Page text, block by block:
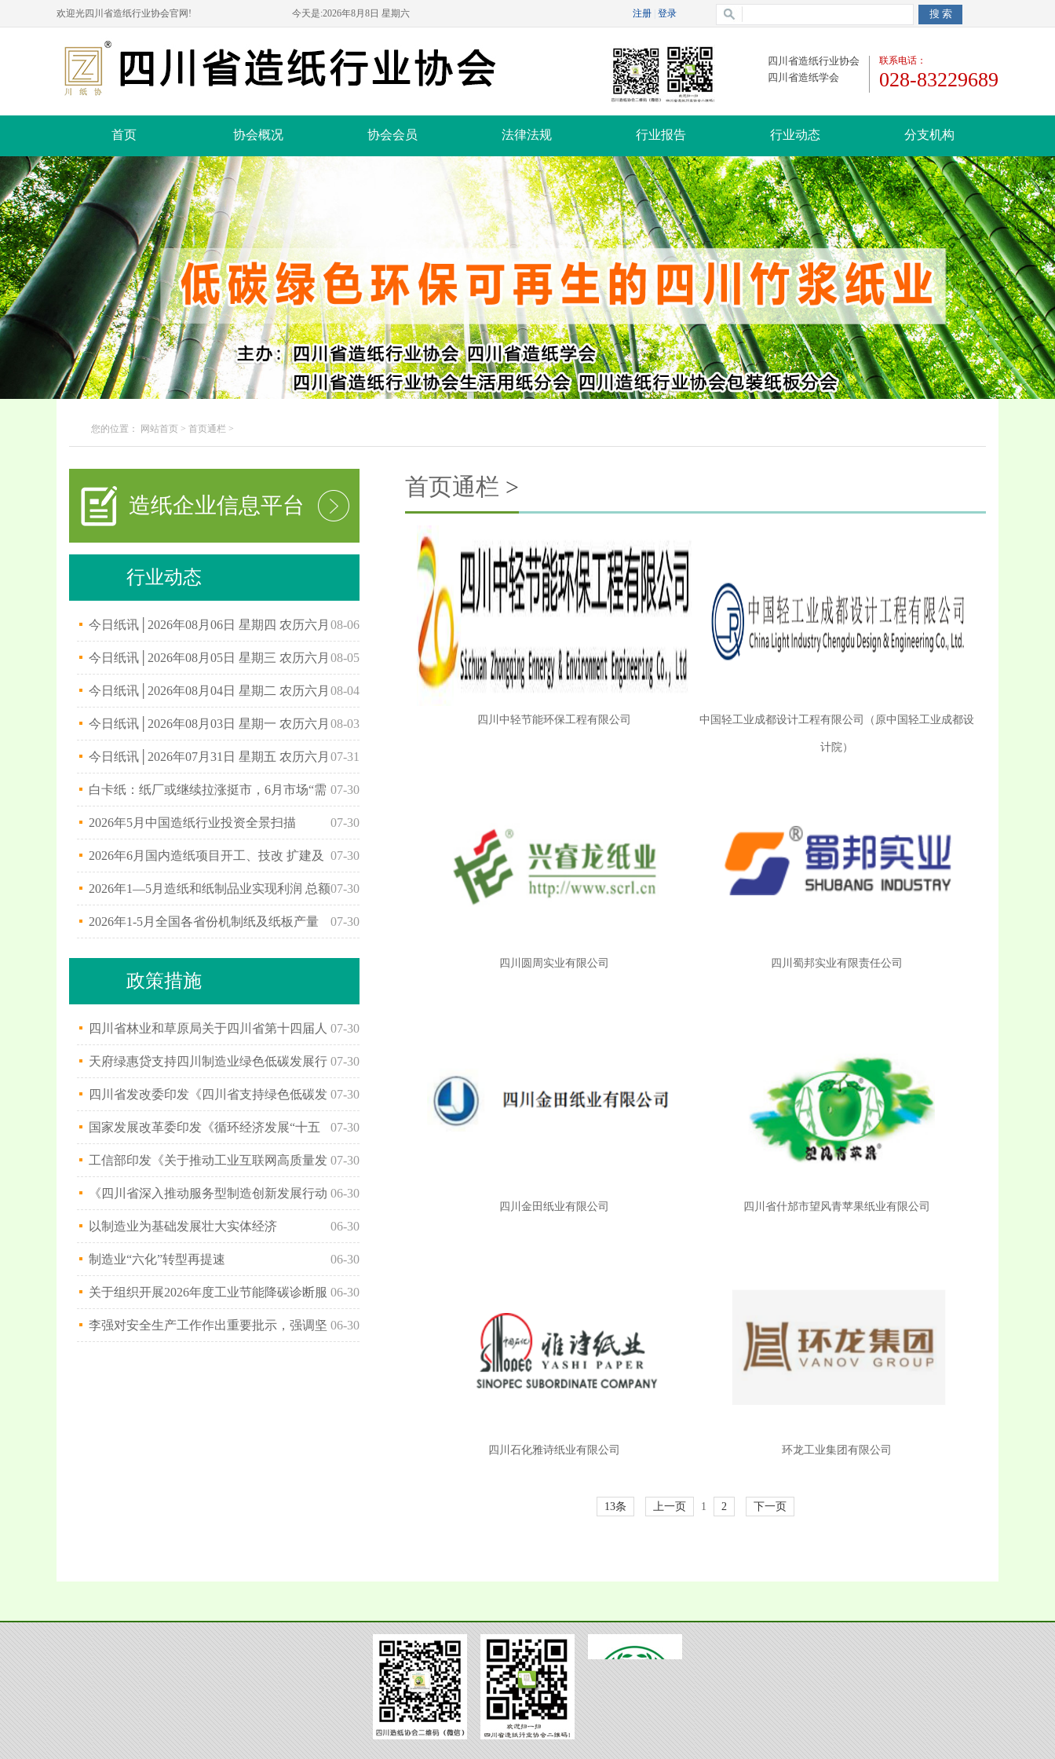
欢迎光四川省造纸行业协会官网! 今天是:2026年8月8日 星期六
四川省造纸行业协会
四川省造纸学会
联系电话：
028-83229689
首页 协会概况 协会会员 法律法规 行业报告 行业动态 分支机构
您的位置： 网站首页 > 首页通栏 >
造纸企业信息平台
行业动态
08-06
今日纸讯│2026年08月06日 星期四 农历六月
廿四日 08-05
今日纸讯│2026年08月05日 星期三 农历六月
廿三日 08-04
今日纸讯│2026年08月04日 星期二 农历六月
廿二日 08-03
今日纸讯│2026年08月03日 星期一 农历六月
廿一日 07-31
今日纸讯│2026年07月31日 星期五 农历六月
十八日 07-30
白卡纸：纸厂或继续拉涨挺市，6月市场“需
弱价涨” 07-30
2026年5月中国造纸行业投资全景扫描
07-30
2026年6月国内造纸项目开工、技改 扩建及
新..... 07-30
2026年1—5月造纸和纸制品业实现利润 总额
1..... 07-30
2026年1-5月全国各省份机制纸及纸板产量
政策措施
07-30
四川省林业和草原局关于四川省第十四届人
民..... 07-30
天府绿惠贷支持四川制造业绿色低碳发展行
动方案 07-30
四川省发改委印发《四川省支持绿色低碳发
展..... 07-30
国家发展改革委印发《循环经济发展“十五
五..... 07-30
工信部印发《关于推动工业互联网高质量发
展..... 06-30
《四川省深入推动服务型制造创新发展行动
方..... 06-30
以制造业为基础发展壮大实体经济
06-30
制造业“六化”转型再提速
06-30
关于组织开展2026年度工业节能降碳诊断服
务..... 06-30
李强对安全生产工作作出重要批示，强调坚
首页通栏 >
四川中轻节能环保工程有限公司 中国轻工业成都设计工程有限公司（原中国轻工业成都设
计院）
四川圆周实业有限公司 四川蜀邦实业有限责任公司
四川金田纸业有限公司 四川省什邡市望风青苹果纸业有限公司
四川石化雅诗纸业有限公司 环龙工业集团有限公司
13条 上一页 1 2 下一页